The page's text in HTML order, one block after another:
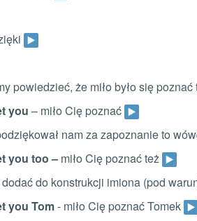
powiedzieć, że miło było się
you – miło Cię poznać
nam za zapoznanie to
you too – miło Cię poznać też
do konstrukcji imiona (pod
you Tom- miło Cię poznać Tomek